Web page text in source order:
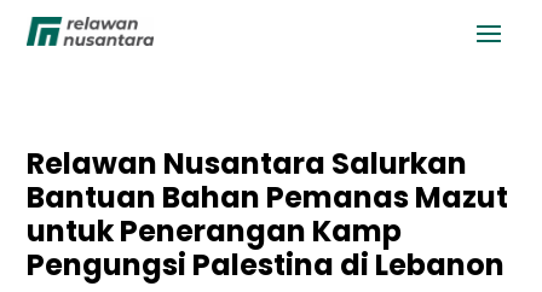
Relawan Nusantara Salurkan
Bantuan Bahan Pemanas Mazut
untuk Penerangan Kamp
Pengungsi Palestina di Lebanon